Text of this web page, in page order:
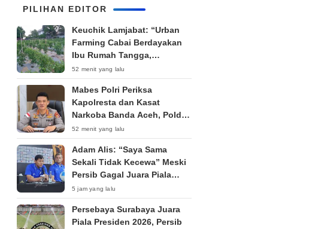
PILIHAN EDITOR
Keuchik Lamjabat: “Urban
Farming Cabai Berdayakan
Ibu Rumah Tangga,
Tingkatkan Ekonomi
Keluarga”
52 menit yang lalu
Mabes Polri Periksa
Kapolresta dan Kasat
Narkoba Banda Aceh, Polda
Tunjuk Plt
52 menit yang lalu
Adam Alis: “Saya Sama
Sekali Tidak Kecewa” Meski
Persib Gagal Juara Piala
Presiden 2026
5 jam yang lalu
Persebaya Surabaya Juara
Piala Presiden 2026, Persib